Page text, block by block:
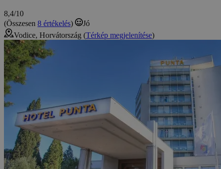
8,4/10
(Összesen 8 értékelés)
Jó
Vodice, Horvátország (Térkép megjelenítése)